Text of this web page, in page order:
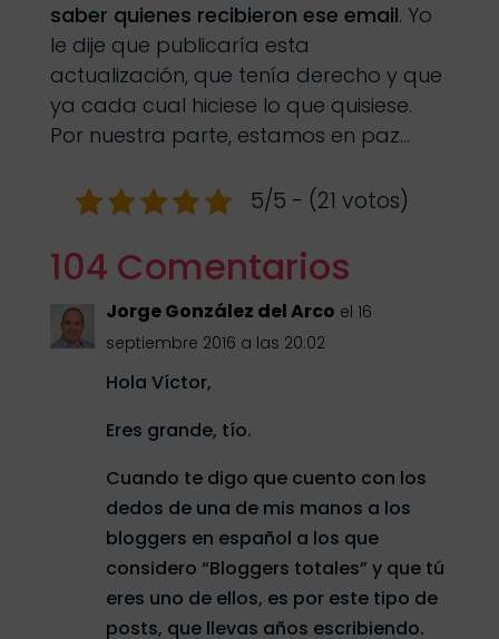
saber quienes recibieron ese email. Yo
le dije que publicaría esta
actualización, que tenía derecho y que
ya cada cual hiciese lo que quisiese.
Por nuestra parte, estamos en paz…
5/5 - (21 votos)
104 Comentarios
Jorge González del Arco el 16
septiembre 2016 a las 20:02
Hola Víctor,
Eres grande, tío.
Cuando te digo que cuento con los
dedos de una de mis manos a los
bloggers en español a los que
considero “Bloggers totales” y que tú
eres uno de ellos, es por este tipo de
posts, que llevas años escribiendo.